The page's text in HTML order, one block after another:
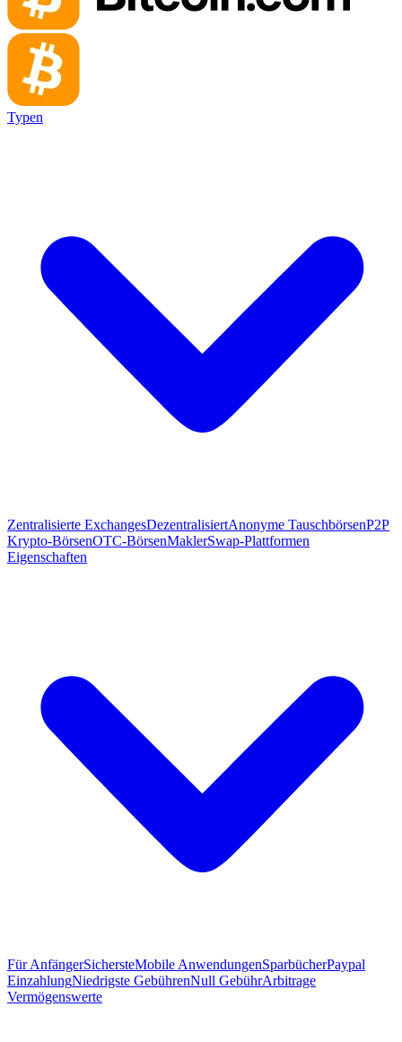
Typen
Zentralisierte ExchangesDezentralisiertAnonyme TauschbörsenP2P
Krypto-BörsenOTC-BörsenMaklerSwap-Plattformen
Eigenschaften
Für AnfängerSichersteMobile AnwendungenSparbücherPaypal
EinzahlungNiedrigste GebührenNull GebührArbitrage
Vermögenswerte